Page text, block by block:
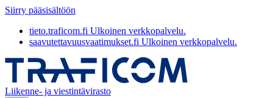
Siirry pääsisältöön
tieto.traficom.fi Ulkoinen verkkopalvelu.
saavutettavuusvaatimukset.fi Ulkoinen verkkopalvelu.
Liikenne- ja viestintävirasto